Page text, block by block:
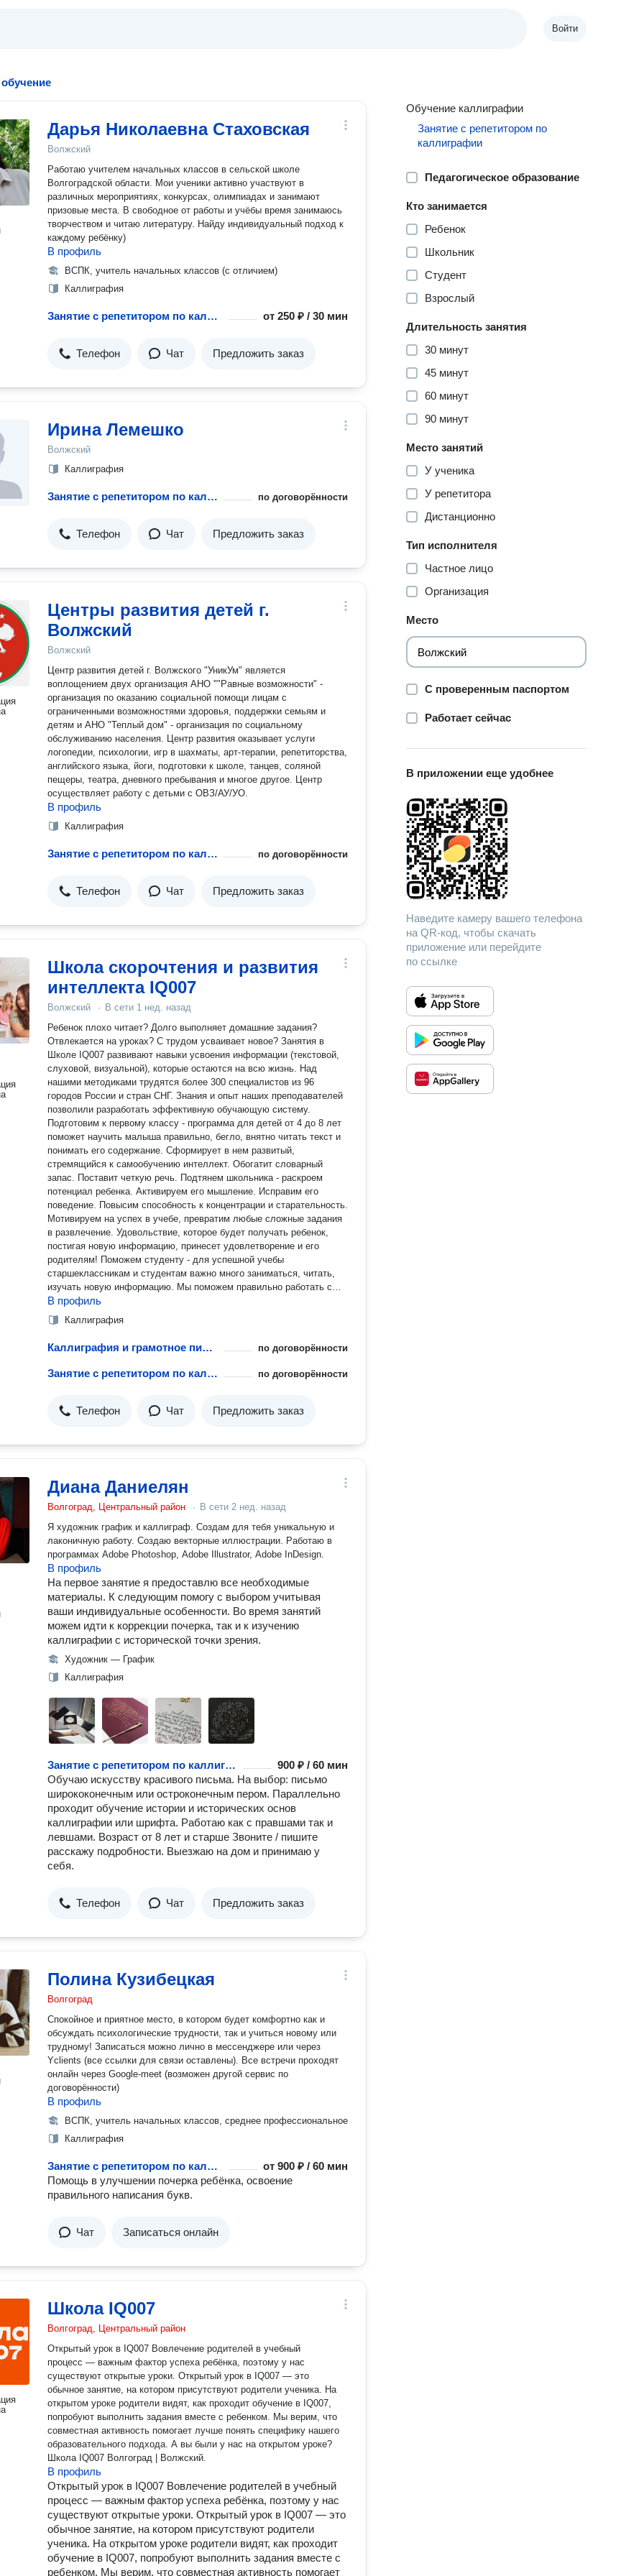
Войти
Дарья Николаевна Стаховская
Волжский
Работаю учителем начальных классов в сельской школе
Волгоградской области. Мои ученики активно участвуют в
различных мероприятиях, конкурсах, олимпиадах и занимают
призовые места. В свободное от работы и учёбы время занимаюсь
творчеством и читаю литературу. Найду индивидуальный подход к
каждому ребёнку)
В профиль
ВСПК, учитель начальных классов (с отличием)
Каллиграфия
Занятие с репетитором по каллиграфии от250 ₽ / 30 мин
Телефон Чат Предложить заказ
Ирина Лемешко
Волжский
Каллиграфия
Занятие с репетитором по каллиграфии по договорённости
Телефон Чат Предложить заказ
Центры развития детей г.
Волжский
Волжский
Центр развития детей г. Волжского "УникУм" является
воплощением двух организация АНО ""Равные возможности" -
организация по оказанию социальной помощи лицам с
ограниченными возможностями здоровья, поддержки семьям и
детям и АНО "Теплый дом" - организация по социальному
обслуживанию населения. Центр развития оказывает услуги
логопедии, психологии, игр в шахматы, арт-терапии, репетиторства,
английского языка, йоги, подготовки к школе, танцев, соляной
пещеры, театра, дневного пребывания и многое другое. Центр
осуществляет работу с детьми с ОВЗ/АУ/УО.
В профиль
Каллиграфия
Занятие с репетитором по каллиграфии по договорённости
Телефон Чат Предложить заказ
Школа скорочтения и развития
интеллекта IQ007
Волжский · В сети 1 нед. назад
Ребенок плохо читает? Долго выполняет домашние задания?
Отвлекается на уроках? С трудом усваивает новое? Занятия в
Школе IQ007 развивают навыки усвоения информации (текстовой,
слуховой, визуальной), которые остаются на всю жизнь. Над
нашими методиками трудятся более 300 специалистов из 96
городов России и стран СНГ. Знания и опыт наших преподавателей
позволили разработать эффективную обучающую систему.
Подготовим к первому классу - программа для детей от 4 до 8 лет
поможет научить малыша правильно, бегло, внятно читать текст и
понимать его содержание. Сформирует в нем развитый,
стремящийся к самообучению интеллект. Обогатит словарный
запас. Поставит четкую речь. Подтянем школьника - раскроем
потенциал ребенка. Активируем его мышление. Исправим его
поведение. Повысим способность к концентрации и старательность.
Мотивируем на успех в учебе, превратим любые сложные задания
в развлечение. Удовольствие, которое будет получать ребенок,
постигая новую информацию, принесет удовлетворение и его
родителям! Поможем студенту - для успешной учебы
старшеклассникам и студентам важно много заниматься, читать,
изучать новую информацию. Мы поможем правильно работать с
текстами, научим различным методам запоминания, чтобы
обучение проходило качественно и быстро.
В профиль
Каллиграфия
Каллиграфия и грамотное письмо по договорённости
Занятие с репетитором по каллиграфии по договорённости
Телефон Чат Предложить заказ
Диана Даниелян
Волгоград, Центральный район · В сети 2 нед. назад
Я художник график и каллиграф. Создам для тебя уникальную и
лаконичную работу. Создаю векторные иллюстрации. Работаю в
программах Adobe Photoshop, Adobe Illustrator, Adobe InDesign.
В профиль
На первое занятие я предоставлю все необходимые
материалы. К следующим помогу с выбором учитывая
ваши индивидуальные особенности. Во время занятий
можем идти к коррекции почерка, так и к изучению
каллиграфии с исторической точки зрения.
Художник — График
Каллиграфия
Занятие с репетитором по каллиграфии
900 ₽ / 60 мин
Обучаю искусству красивого письма. На выбор: письмо
ширококонечным или остроконечным пером. Параллельно
проходит обучение истории и исторических основ
каллиграфии или шрифта. Работаю как с правшами так и
левшами. Возраст от 8 лет и старше Звоните / пишите
расскажу подробности. Выезжаю на дом и принимаю у
себя.
Телефон Чат Предложить заказ
Полина Кузибецкая
Волгоград
Спокойное и приятное место, в котором будет комфортно как и
обсуждать психологические трудности, так и учиться новому или
трудному! Записаться можно лично в мессенджере или через
Yclients (все ссылки для связи оставлены). Все встречи проходят
онлайн через Google-meet (возможен другой сервис по
договорённости)
В профиль
ВСПК, учитель начальных классов, среднее профессиональное
Каллиграфия
Занятие с репетитором по каллиграфии от900 ₽ / 60 мин
Помощь в улучшении почерка ребёнка, освоение
правильного написания букв.
Чат Записаться онлайн
Школа IQ007
Волгоград, Центральный район
Открытый урок в IQ007 Вовлечение родителей в учебный
процесс — важным фактор успеха ребёнка, поэтому у нас
существуют открытые уроки. Открытый урок в IQ007 — это
обычное занятие, на котором присутствуют родители ученика. На
открытом уроке родители видят, как проходит обучение в IQ007,
попробуют выполнить задания вместе с ребенком. Мы верим, что
совместная активность помогает лучше понять специфику нашего
образовательного подхода. А вы были у нас на открытом уроке?
Школа IQ007 Волгоград | Волжский.
В профиль
Открытый урок в IQ007 Вовлечение родителей в учебный
процесс — важным фактор успеха ребёнка, поэтому у нас
существуют открытые уроки. Открытый урок в IQ007 — это
обычное занятие, на котором присутствуют родители
ученика. На открытом уроке родители видят, как проходит
обучение в IQ007, попробуют выполнить задания вместе с
ребенком. Мы верим, что совместная активность помогает
Обучение каллиграфии
Занятие с репетитором по
каллиграфии
Педагогическое образование
Кто занимается
Ребенок
Школьник
Студент
Взрослый
Длительность занятия
30 минут
45 минут
60 минут
90 минут
Место занятий
У ученика
У репетитора
Дистанционно
Тип исполнителя
Частное лицо
Организация
Место
С проверенным паспортом
Работает сейчас
В приложении еще удобнее
Наведите камеру вашего телефона
на QR-код, чтобы скачать
приложение или перейдите
по ссылке